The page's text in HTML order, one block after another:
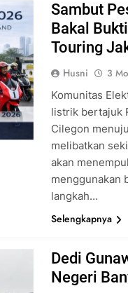
Sambut
Bakal
Touring
Husni 3
Komunitas
listrik bertajuk
Cilegon
melibatkan
akan
menggunakan
langkah…
Selengkapnya
Dedi
Negeri